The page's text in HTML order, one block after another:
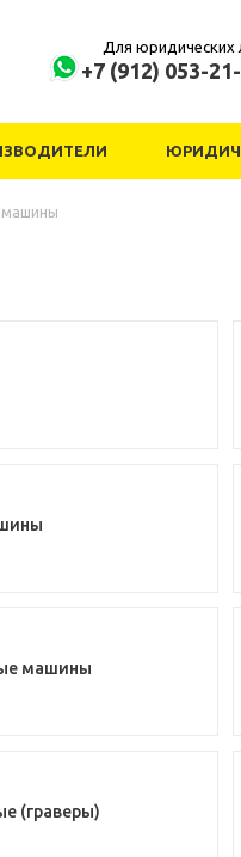
Для юридических
+7 (912) 053-
машины
(граверы)